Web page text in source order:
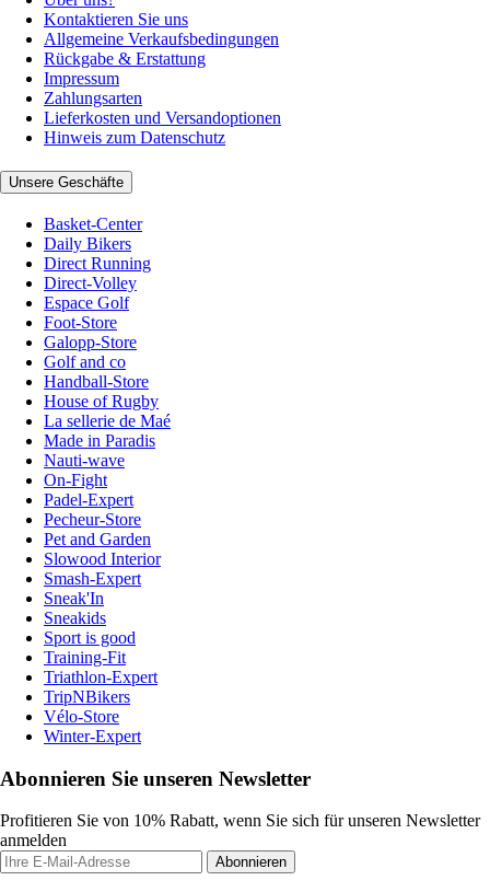
Kontaktieren Sie uns
Allgemeine Verkaufsbedingungen
Rückgabe & Erstattung
Impressum
Zahlungsarten
Lieferkosten und Versandoptionen
Hinweis zum Datenschutz
Unsere Geschäfte
Basket-Center
Daily Bikers
Direct Running
Direct-Volley
Espace Golf
Foot-Store
Galopp-Store
Golf and co
Handball-Store
House of Rugby
La sellerie de Maé
Made in Paradis
Nauti-wave
On-Fight
Padel-Expert
Pecheur-Store
Pet and Garden
Slowood Interior
Smash-Expert
Sneak'In
Sneakids
Sport is good
Training-Fit
Triathlon-Expert
TripNBikers
Vélo-Store
Winter-Expert
Abonnieren Sie unseren Newsletter
Profitieren Sie von 10% Rabatt, wenn Sie sich für unseren Newsletter
anmelden
Abonnieren